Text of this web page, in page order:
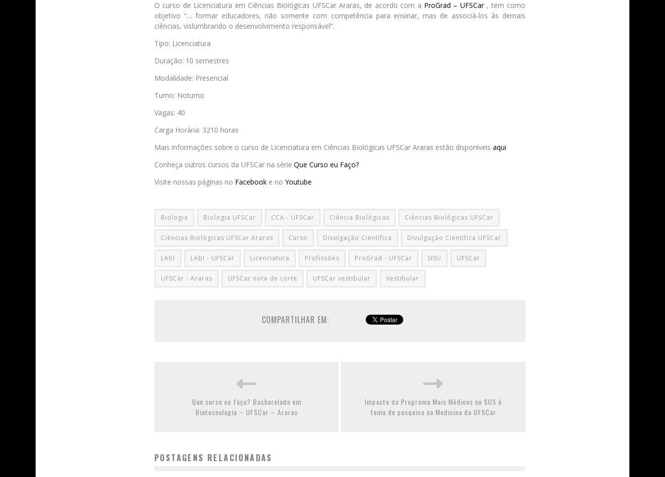
O curso de Licenciatura em Ciências Biológicas UFSCar Araras, de acordo com a ProGrad – UFSCar, tem como
objetivo “… formar educadores, não somente com competência para ensinar, mas de associá-los às demais
ciências, vislumbrando o desenvolvimento responsável”.
Tipo: Licenciatura
Duração: 10 semestres
Modalidade: Presencial
Turno: Noturno
Vagas: 40
Carga Horária: 3210 horas
Mais informações sobre o curso de Licenciatura em Ciências Biológicas UFSCar Araras estão disponíveis aqui
Conheça outros cursos da UFSCar na série Que Curso eu Faço?
Visite nossas páginas no Facebook e no Youtube
Biologia Biologia UFSCar CCA - UFSCar Ciência Biológicas Ciências Biológicas UFSCar
Ciências Biológicas UFSCar Araras Curso Divulgação Científica Divulgação Científica UFSCar
LAbI LAbI - UFSCar Licenciatura Profissões ProGrad - UFSCar SISU UFSCar
UFSCar - Araras UFSCar nota de corte UFSCar vestibular Vestibular
COMPARTILHAR EM:
Que curso eu faço? Bacharelado em
Biotecnologia – UFSCar – Araras
Impacto do Programa Mais Médicos no SUS é
tema de pesquisa na Medicina da UFSCar
POSTAGENS RELACIONADAS